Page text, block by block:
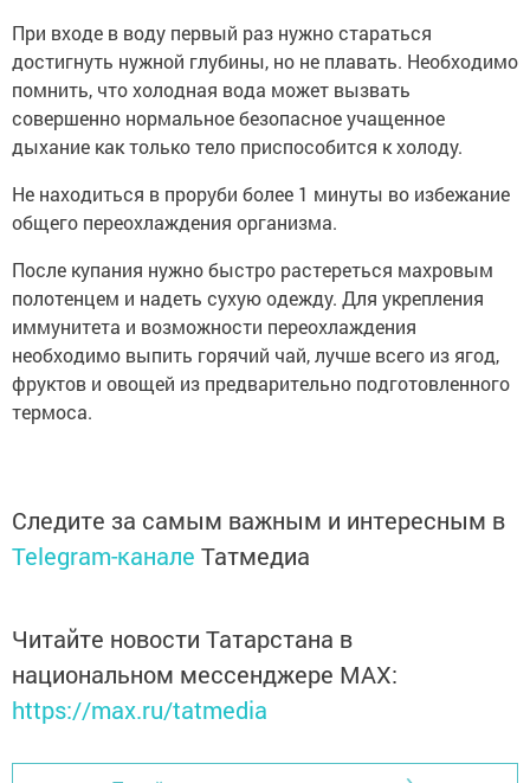
При входе в воду первый раз нужно стараться
достигнуть нужной глубины, но не плавать. Необходимо
помнить, что холодная вода может вызвать
совершенно нормальное безопасное учащенное
дыхание как только тело приспособится к холоду.
Не находиться в проруби более 1 минуты во избежание
общего переохлаждения организма.
После купания нужно быстро растереться махровым
полотенцем и надеть сухую одежду. Для укрепления
иммунитета и возможности переохлаждения
необходимо выпить горячий чай, лучше всего из ягод,
фруктов и овощей из предварительно подготовленного
термоса.
Следите за самым важным и интересным в
Telegram-канале Татмедиа
Читайте новости Татарстана в
национальном мессенджере MАХ:
https://max.ru/tatmedia